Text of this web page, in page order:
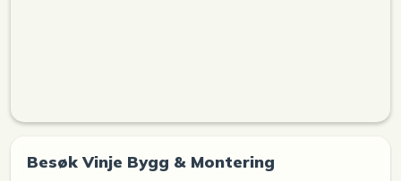
Besøk Vinje Bygg & Montering